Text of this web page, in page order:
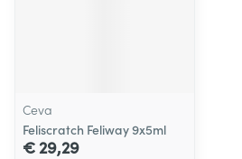
Ceva
Feliscratch Feliway 9x5ml
€ 29,29